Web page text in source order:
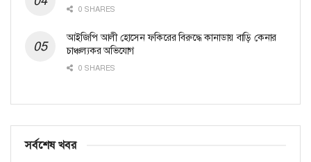
0 SHARES
আইজিপি আলী হোসেন ফকিরের বিরুদ্ধে কানাডায় বাড়ি কেনার
চাঞ্চল্যকর অভিযোগ
0 SHARES
সর্বশেষ খবর